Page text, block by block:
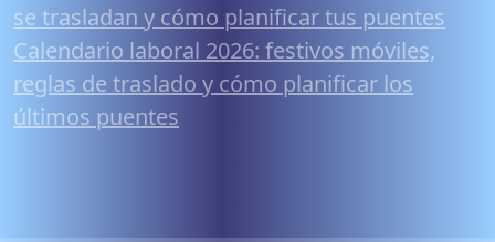
se trasladan y cómo planificar tus puentes
Calendario laboral 2026: festivos móviles,
reglas de traslado y cómo planificar los
últimos puentes